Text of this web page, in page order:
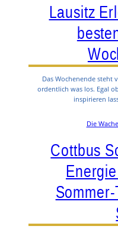
Lausitz
Das Wochenende steht
ordentlich was los. Egal
inspirieren
Die
Cottbus